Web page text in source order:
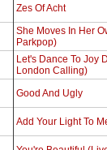
Zes Of Acht
She Moves In Her
Parkpop)
Let's Dance To Joy
London Calling)
Good And Ugly
Add Your Light To